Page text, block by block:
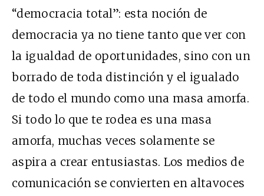
“democracia total”: esta noción de
democracia ya no tiene tanto que ver con
la igualdad de oportunidades, sino con un
borrado de toda distinción y el igualado
de todo el mundo como una masa amorfa.
Si todo lo que te rodea es una masa
amorfa, muchas veces solamente se
aspira a crear entusiastas. Los medios de
comunicación se convierten en altavoces